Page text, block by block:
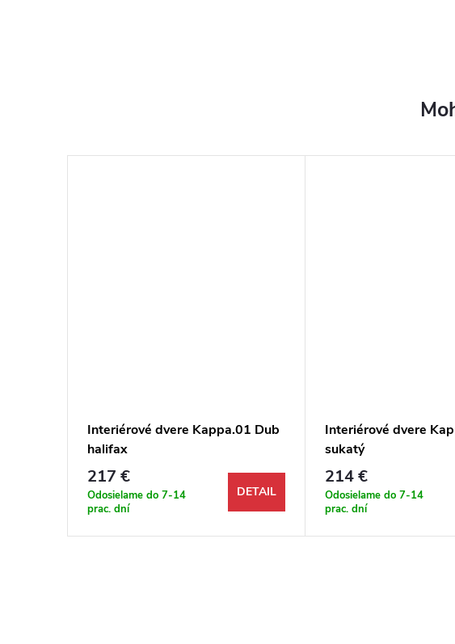
Interiérové dvere Kappa.01 Dub
halifax
217 €
Odosielame do 7-14
prac. dní
DETAIL
Interiérové dvere
sukatý
214 €
Odosielame do 7-14
prac. dní